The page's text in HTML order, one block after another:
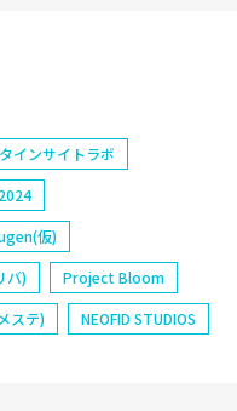
インサイトラボ
仮)
バ)
Project Bloom
ステ)
NEOFID STUDIOS